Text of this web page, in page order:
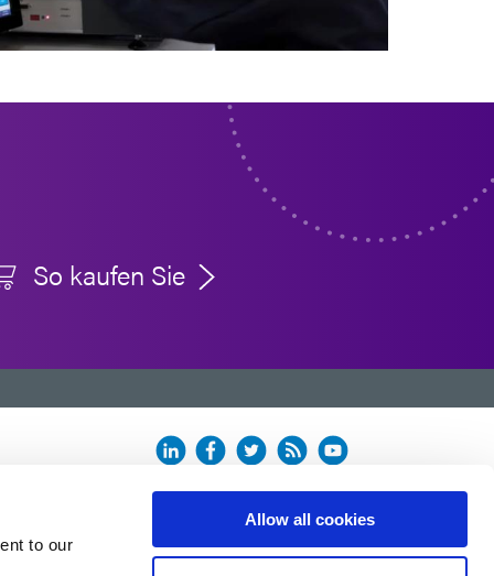
to our
Allow all cookies
So kaufen Sie